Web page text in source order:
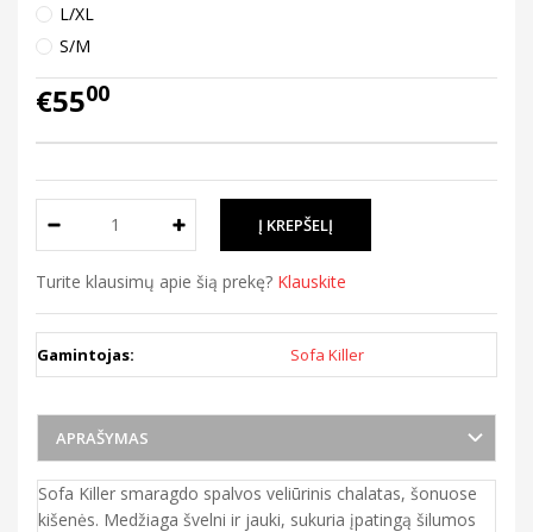
L/XL
S/M
€5500
Turite klausimų apie šią prekę? Klauskite
Gamintojas: Sofa Killer
APRAŠYMAS
Sofa Killer smaragdo spalvos veliūrinis chalatas, šonuose
kišenės. Medžiaga švelni ir jauki, sukuria įpatingą šilumos